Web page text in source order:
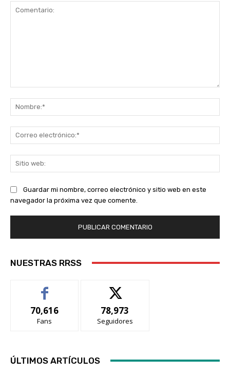
Guardar mi nombre, correo electrónico y sitio web en este
navegador la próxima vez que comente.
NUESTRAS RRSS
70,616
Fans
78,973
Seguidores
ÚLTIMOS ARTÍCULOS